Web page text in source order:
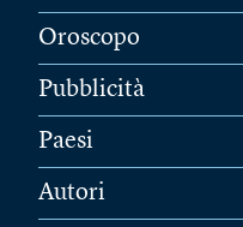
Oroscopo
Pubblicità
Paesi
Autori